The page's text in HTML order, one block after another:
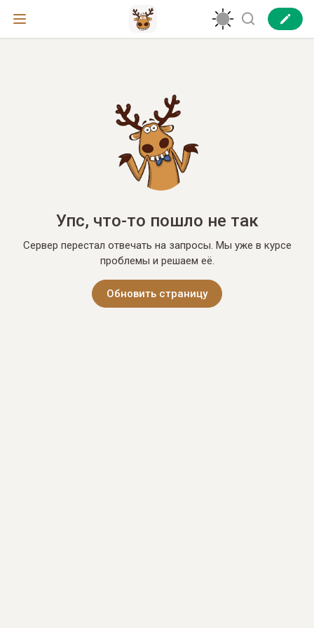
Упс, что-то пошло не так
Сервер перестал отвечать на запросы. Мы уже в курсе
проблемы и решаем её.
Обновить страницу